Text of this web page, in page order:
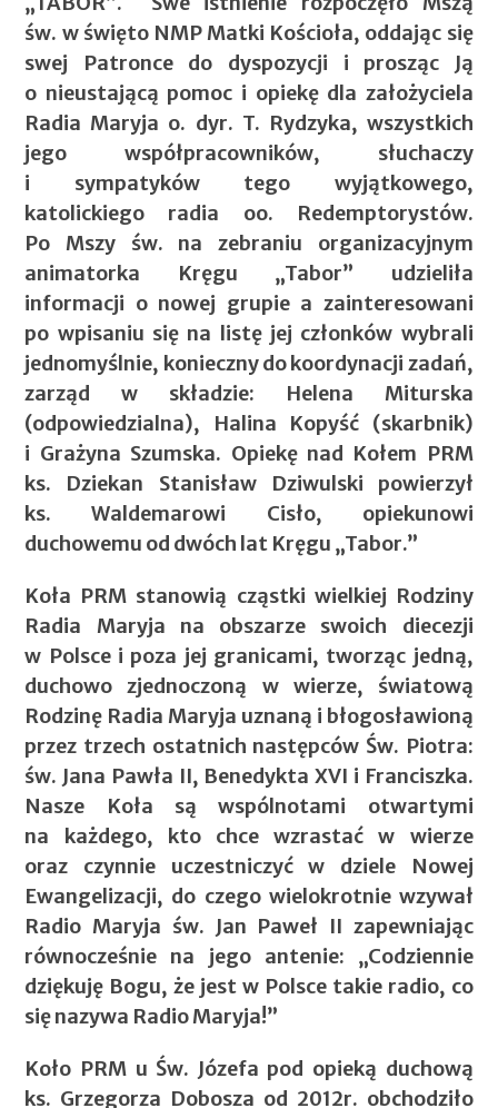
św. w święto NMP Matki Kościoła, oddając się
swej Patronce do dyspozycji i prosząc Ją
o nieustającą pomoc i opiekę dla założyciela
Radia Maryja o. dyr. T. Rydzyka, wszystkich
jego współpracowników, słuchaczy
i sympatyków tego wyjątkowego,
katolickiego radia oo. Redemptorystów.
Po Mszy św. na zebraniu organizacyjnym
animatorka Kręgu „Tabor” udzieliła
informacji o nowej grupie a zainteresowani
po wpisaniu się na listę jej członków wybrali
jednomyślnie, konieczny do koordynacji zadań,
zarząd w składzie: Helena Miturska
(odpowiedzialna), Halina Kopyść (skarbnik)
i Grażyna Szumska. Opiekę nad Kołem PRM
ks. Dziekan Stanisław Dziwulski powierzył
ks. Waldemarowi Cisło, opiekunowi
duchowemu od dwóch lat Kręgu „Tabor.”
Koła PRM stanowią cząstki wielkiej Rodziny
Radia Maryja na obszarze swoich diecezji
w Polsce i poza jej granicami, tworząc jedną,
duchowo zjednoczoną w wierze, światową
Rodzinę Radia Maryja uznaną i błogosławioną
przez trzech ostatnich następców Św. Piotra:
św. Jana Pawła II, Benedykta XVI i Franciszka.
Nasze Koła są wspólnotami otwartymi
na każdego, kto chce wzrastać w wierze
oraz czynnie uczestniczyć w dziele Nowej
Ewangelizacji, do czego wielokrotnie wzywał
Radio Maryja św. Jan Paweł II zapewniając
równocześnie na jego antenie: „Codziennie
dziękuję Bogu, że jest w Polsce takie radio, co
się nazywa Radio Maryja!”
Koło PRM u Św. Józefa pod opieką duchową
ks. Grzegorza Dobosza od 2012r. obchodziło